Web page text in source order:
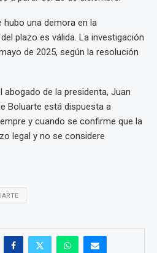
hubo una demora en la
plazo es válida. La investigación
de 2025, según la resolución
abogado de la presidenta, Juan
Boluarte está dispuesta a
y cuando se confirme que la
legal y no se considere